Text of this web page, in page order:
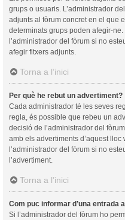
grups o usuaris. L’administrador
adjunts al fòrum concret en el que
determinats grups poden afegir-
l’administrador del fòrum si no
afegir fitxers adjunts.
Torna a l’inici
Per què he rebut un advertiment?
Cada administrador té les seves
regla, és possible que rebeu un
decisió de l’administrador del
amb els advertiments d’aquest
l’administrador del fòrum si no
l’advertiment.
Torna a l’inici
Com puc informar d’una entrada
Si l’administrador del fòrum ho